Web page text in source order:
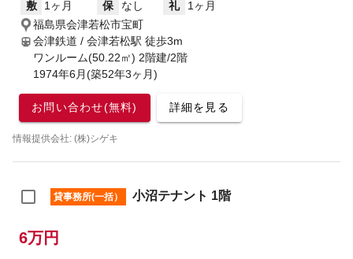
敷 1ヶ月 保 なし 礼
1ヶ月
福島県会津若松市宝町
会津鉄道 / 会津若松駅 徒歩3m
ワンルーム(50.22㎡) 2階建/2階
1974年6月(築52年3ヶ月)
お問い合わせ(無料) 詳細を見る
情報提供会社: (株)シゲキ
貸事務所(一括） 小沼テナント 1階
6万円